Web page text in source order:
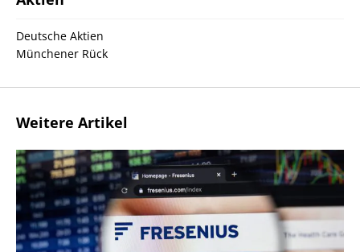
Deutsche Aktien
Münchener Rück
Weitere Artikel